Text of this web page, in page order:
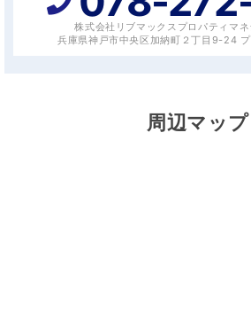
株式会社リブマックスプロパティマ
兵庫県神戸市中央区加納町２丁目9-24
周辺マップ